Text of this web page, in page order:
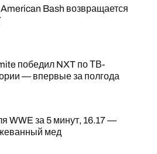
Bash возвращается
победил NXT по ТВ-
— впервые за полгода
WWE за 5 минут, 16.17 —
мед